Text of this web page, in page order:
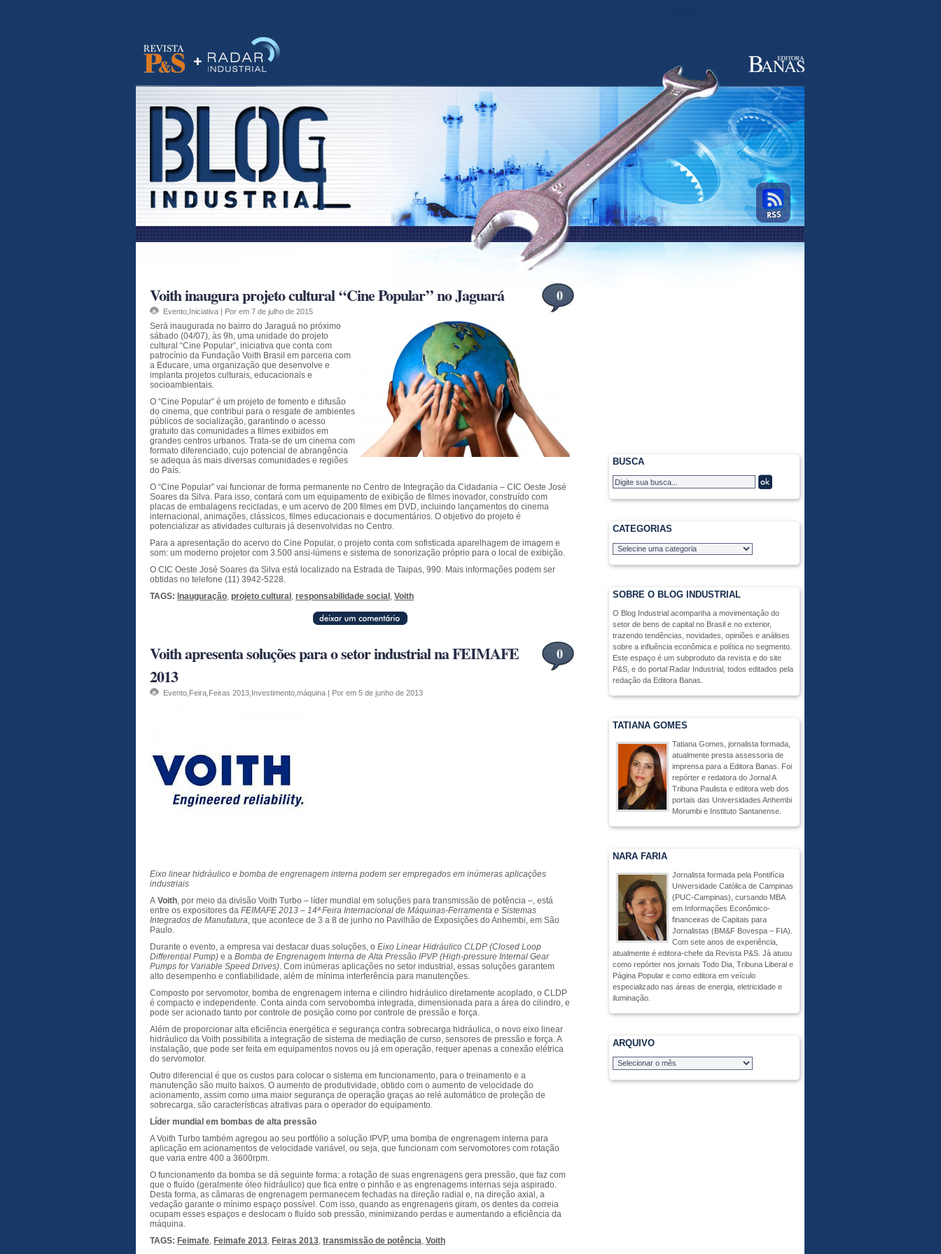
Voith inaugura projeto cultural ‘‘Cine Popular’’ no Jaguará
Evento Iniciativa | Por em 7 de julho de 2015
0
Será inaugurada no bairro do Jaraguá no próximo
sábado (04/07), às 9h, uma unidade do projeto
cultural “Cine Popular”, iniciativa que conta com
patrocínio da Fundação Voith Brasil em parceria com
a Educare, uma organização que desenvolve e
implanta projetos culturais, educacionais e
socioambientais.
O “Cine Popular” é um projeto de fomento e difusão
do cinema, que contribui para o resgate de ambientes
públicos de socialização, garantindo o acesso
gratuito das comunidades a filmes exibidos em
grandes centros urbanos. Trata-se de um cinema com
formato diferenciado, cujo potencial de abrangência
se adequa às mais diversas comunidades e regiões
do País.
O “Cine Popular” vai funcionar de forma permanente no Centro de Integração da Cidadania – CIC Oeste José
Soares da Silva. Para isso, contará com um equipamento de exibição de filmes inovador, construído com
placas de embalagens recicladas, e um acervo de 200 filmes em DVD, incluindo lançamentos do cinema
internacional, animações, clássicos, filmes educacionais e documentários. O objetivo do projeto é
potencializar as atividades culturais já desenvolvidas no Centro.
Para a apresentação do acervo do Cine Popular, o projeto conta com sofisticada aparelhagem de imagem e
som: um moderno projetor com 3.500 ansi-lúmens e sistema de sonorização próprio para o local de exibição.
O CIC Oeste José Soares da Silva está localizado na Estrada de Taipas, 990. Mais informações podem ser
obtidas no telefone (11) 3942-5228.
TAGS: Inauguração, projeto cultural , responsabilidade social , Voith
Voith apresenta soluções para o setor industrial na FEIMAFE
2013
Evento Feira Feiras 2013 Investimento máquina | Por em 5 de junho de 2013
0
Eixo linear hidráulico e bomba de engrenagem interna podem ser empregados em inúmeras aplicações
industriais
A Voith, por meio da divisão Voith Turbo – líder mundial em soluções para transmissão de potência –, está
entre os expositores da FEIMAFE 2013 – 14ª Feira Internacional de Máquinas-Ferramenta e Sistemas
Integrados de Manufatura, que acontece de 3 a 8 de junho no Pavilhão de Exposições do Anhembi, em São
Paulo.
Durante o evento, a empresa vai destacar duas soluções, o Eixo Linear Hidráulico CLDP (Closed Loop
Differential Pump) e a Bomba de Engrenagem Interna de Alta Pressão IPVP (High-pressure Internal Gear
Pumps for Variable Speed Drives). Com inúmeras aplicações no setor industrial, essas soluções garantem
alto desempenho e confiabilidade, além de mínima interferência para manutenções.
Composto por servomotor, bomba de engrenagem interna e cilindro hidráulico diretamente acoplado, o CLDP
é compacto e independente. Conta ainda com servobomba integrada, dimensionada para a área do cilindro, e
pode ser acionado tanto por controle de posição como por controle de pressão e força.
Além de proporcionar alta eficiência energética e segurança contra sobrecarga hidráulica, o novo eixo linear
hidráulico da Voith possibilita a integração de sistema de mediação de curso, sensores de pressão e força. A
instalação, que pode ser feita em equipamentos novos ou já em operação, requer apenas a conexão elétrica
do servomotor.
Outro diferencial é que os custos para colocar o sistema em funcionamento, para o treinamento e a
manutenção são muito baixos. O aumento de produtividade, obtido com o aumento de velocidade do
acionamento, assim como uma maior segurança de operação graças ao relé automático de proteção de
sobrecarga, são características atrativas para o operador do equipamento.
Líder mundial em bombas de alta pressão
A Voith Turbo também agregou ao seu portfólio a solução IPVP, uma bomba de engrenagem interna para
aplicação em acionamentos de velocidade variável, ou seja, que funcionam com servomotores com rotação
que varia entre 400 a 3600rpm.
O funcionamento da bomba se dá seguinte forma: a rotação de suas engrenagens gera pressão, que faz com
que o fluído (geralmente óleo hidráulico) que fica entre o pinhão e as engrenagems internas seja aspirado.
Desta forma, as câmaras de engrenagem permanecem fechadas na direção radial e, na direção axial, a
vedação garante o mínimo espaço possível. Com isso, quando as engrenagens giram, os dentes da correia
ocupam esses espaços e deslocam o fluído sob pressão, minimizando perdas e aumentando a eficiência da
máquina.
TAGS: Feimafe, Feimafe 2013, Feiras 2013, transmissão de potência, Voith
BUSCA
CATEGORIAS
SOBRE O BLOG INDUSTRIAL
O Blog Industrial acompanha a movimentação do
setor de bens de capital no Brasil e no exterior,
trazendo tendências, novidades, opiniões e análises
sobre a influência econômica e política no segmento.
Este espaço é um subproduto da revista e do site
P&S, e do portal Radar Industrial, todos editados pela
redação da Editora Banas.
TATIANA GOMES
Tatiana Gomes, jornalista formada,
atualmente presta assessoria de
imprensa para a Editora Banas. Foi
repórter e redatora do Jornal A
Tribuna Paulista e editora web dos
portais das Universidades Anhembi
Morumbi e Instituto Santanense.
NARA FARIA
Jornalista formada pela Pontifícia
Universidade Católica de Campinas
(PUC-Campinas), cursando MBA
em Informações Econômico-
financeiras de Capitais para
Jornalistas (BM&F Bovespa – FIA).
Com sete anos de experiência,
atualmente é editora-chefe da Revista P&S. Já atuou
como repórter nos jornais Todo Dia, Tribuna Liberal e
Página Popular e como editora em veículo
especializado nas áreas de energia, eletricidade e
iluminação.
ARQUIVO